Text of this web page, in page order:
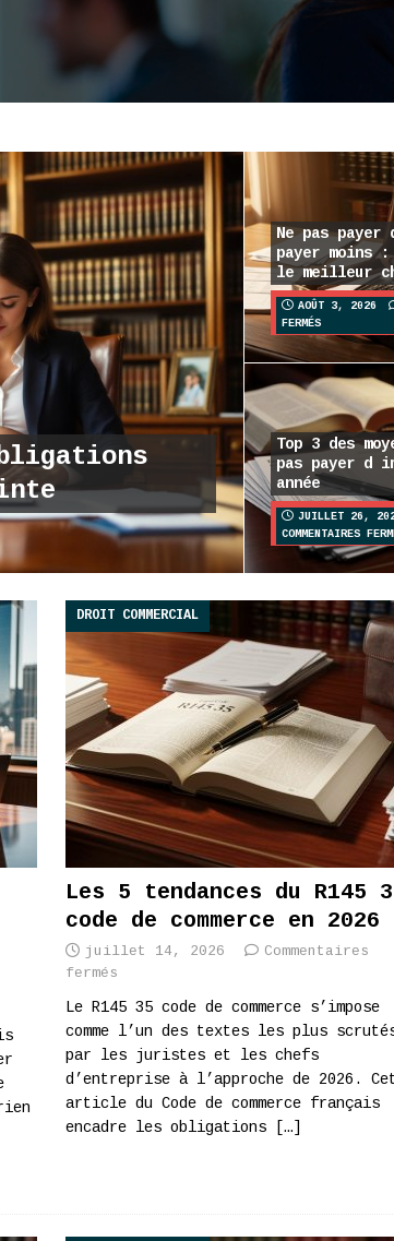
Ne pas payer
payer moins
le meilleur
AOÛT 3, 2026
FERMÉS
Top 3 des
pas payer d
année
JUILLET 26,
COMMENTAIRES
DROIT COMMERCIAL
Les 5 tendances du R145
code de commerce en 2026
juillet 14, 2026
Commentaires
fermés
Le R145 35 code de commerce s’impose
comme l’un des textes les plus
par les juristes et les chefs
d’entreprise à l’approche de 2026.
article du Code de commerce français
encadre les obligations
[…]